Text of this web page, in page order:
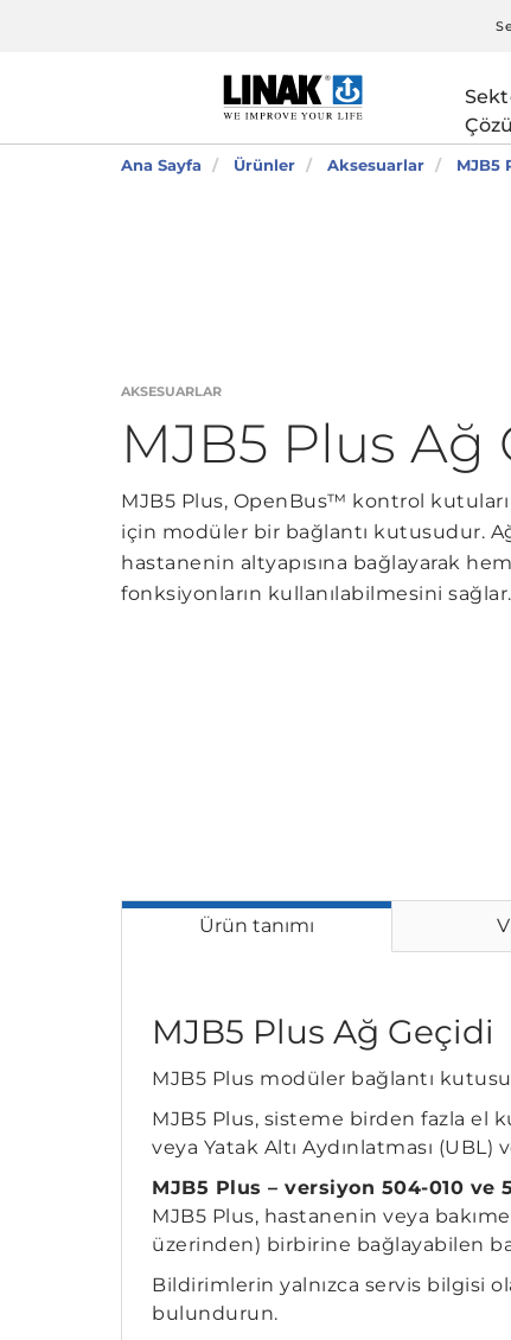
Ana Sayfa Ürünler Aksesuarlar MJB5
AKSESUARLAR
MJB5 Plus Ağ
MJB5 Plus, OpenBus™ kontrol
için modüler bir bağlantı kutusudur.
hastanenin altyapısına bağlayarak
fonksiyonların kullanılabilmesini sağlar.
Ürün tanımı
MJB5 Plus Ağ Geçidi
MJB5 Plus modüler bağlantı
MJB5 Plus, sisteme birden fazla el
veya Yatak Altı Aydınlatması
MJB5 Plus – versiyon 504-010 ve
MJB5 Plus, hastanenin veya
üzerinden) birbirine bağlayabilen
Bildirimlerin yalnızca servis bilgisi
bulundurun.